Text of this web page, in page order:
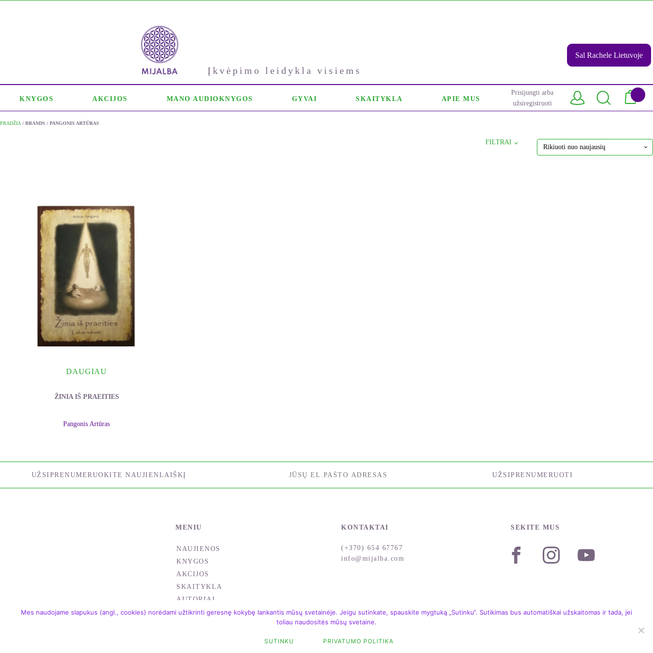
Įkvėpimo leidykla visiems
Sal Rachele Lietuvoje
KNYGOS AKCIJOS MANO AUDIOKNYGOS GYVAI SKAITYKLA APIE MUS
Prisijungti arba
užsiregistruoti
PRADŽIA / BRANDS / PANGONIS ARTŪRAS
FILTRAI
DAUGIAU
ŽINIA IŠ PRAEITIES
Pangonis Artūras
UŽSIPRENUMERUOKITE NAUJIENLAIŠKĮ UŽSIPRENUMERUOTI
MENIU
NAUJIENOS
KNYGOS
AKCIJOS
SKAITYKLA
AUTORIAI
KONTAKTAI
(+370) 654 67767
info@mijalba.com
SEKITE MUS
Mes naudojame slapukus (angl., cookies) norėdami užtikrinti geresnę kokybę lankantis mūsų svetainėje. Jeigu sutinkate, spauskite mygtuką „Sutinku“. Sutikimas bus automatiškai užskaitomas ir tada, jei
toliau naudositės mūsų svetaine.
SUTINKU PRIVATUMO POLITIKA